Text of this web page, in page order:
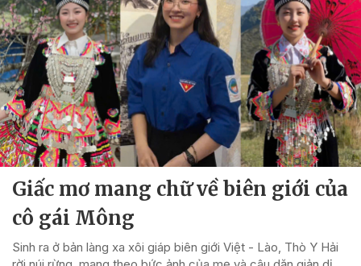
Giấc mơ mang chữ về biên giới của
cô gái Mông
Sinh ra ở bản làng xa xôi giáp biên giới Việt - Lào, Thò Y Hải